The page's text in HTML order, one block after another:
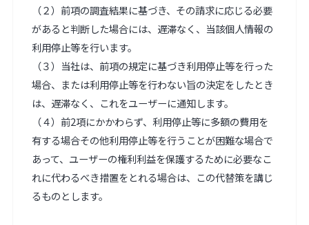
（２）前項の調査結果に基づき、その請求に応じる必要
があると判断した場合には、遅滞なく、当該個人情報の
利用停止等を行います。
（３）当社は、前項の規定に基づき利用停止等を行った
場合、または利用停止等を行わない旨の決定をしたとき
は、遅滞なく、これをユーザーに通知します。
（４）前2項にかかわらず、利用停止等に多額の費用を
有する場合その他利用停止等を行うことが困難な場合で
あって、ユーザーの権利利益を保護するために必要なこ
れに代わるべき措置をとれる場合は、この代替策を講じ
るものとします。